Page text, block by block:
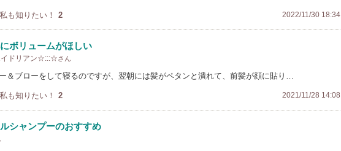
私も知りたい！ 2 2022/11/30 18:34
ボリュームがほしい
ドリアン☆:::☆さん
＆ブローをして寝るのですが、翌朝には髪がペタンと潰れて、前髪が顔に貼り…
私も知りたい！ 2 2021/11/28 14:08
シャンプーのおすすめ